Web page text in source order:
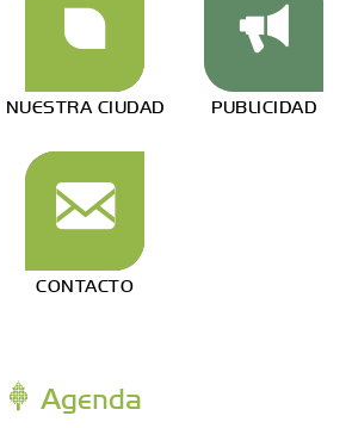
NUESTRA CIUDAD PUBLICIDAD
CONTACTO
Agenda